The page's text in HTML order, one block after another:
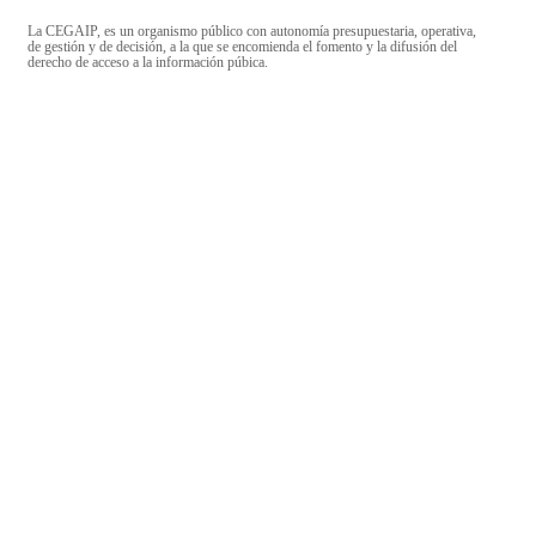
La CEGAIP, es un organismo público con autonomía presupuestaria, operativa,
de gestión y de decisión, a la que se encomienda el fomento y la difusión del
derecho de acceso a la información púbica.